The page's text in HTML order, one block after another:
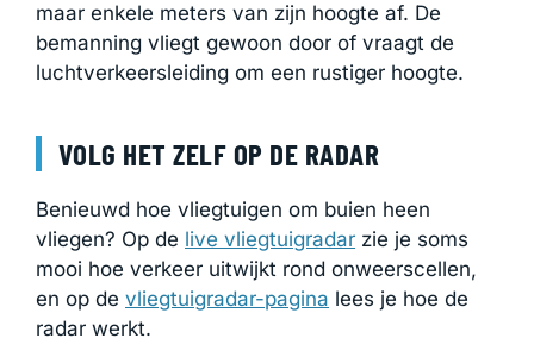
maar enkele meters van zijn hoogte af. De
bemanning vliegt gewoon door of vraagt de
luchtverkeersleiding om een rustiger hoogte.
VOLG HET ZELF OP DE RADAR
Benieuwd hoe vliegtuigen om buien heen
vliegen? Op de live vliegtuigradar zie je soms
mooi hoe verkeer uitwijkt rond onweerscellen,
en op de vliegtuigradar-pagina lees je hoe de
radar werkt.